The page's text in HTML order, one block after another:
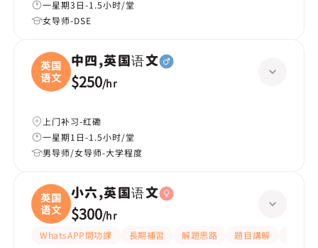
一星期3日-1.5小时/堂
女导师-DSE
英国
语文
中四,英国语文
$250/hr
上门补习-红磡
一星期1日-1.5小时/堂
男导师/女导师-大学程度
英国
语文
小六,英国语文
$300/hr
WhatsAPP問功課 長期補習 解題思路 題目講解